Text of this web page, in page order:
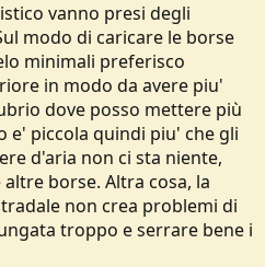
vanno presi degli
modo di caricare le borse
minimali preferisco
in modo da avere piu'
dove posso mettere più
e' piccola quindi piu' che gli
d'aria non ci sta niente,
borse. Altra cosa, la
non crea problemi di
troppo e serrare bene i